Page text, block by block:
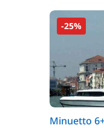
-25%
Minuetto